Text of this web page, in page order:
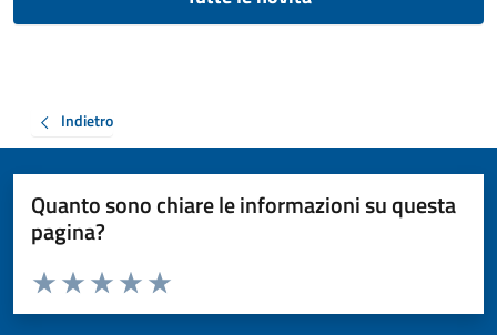
Indietro
Quanto sono chiare le informazioni su questa
pagina?
Valuta da 1 a 5 stelle la pagina
Valuta 5 stelle su 5
Valuta 4 stelle su 5
Valuta 3 stelle su 5
Valuta 2 stelle su 5
Valuta 1 stelle su 5